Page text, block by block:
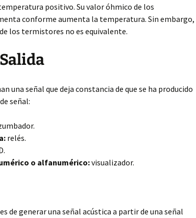
positivo. Su valor óhmico de los
conforme aumenta la temperatura. Sin embargo,
los termistores no es equivalente.
una señal que deja constancia de que se ha producido
señal:
relés.
o alfanumérico:visualizador.
de generar una señal acústica a partir de una señal